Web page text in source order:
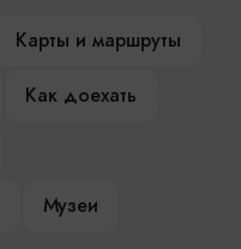
Карты и маршруты
Как доехать
Музеи